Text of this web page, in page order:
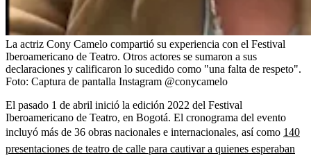
La actriz Cony Camelo compartió su experiencia con el Festival
Iberoamericano de Teatro. Otros actores se sumaron a sus
declaraciones y calificaron lo sucedido como "una falta de respeto".
Foto: Captura de pantalla Instagram @conycamelo
El pasado 1 de abril inició la edición 2022 del Festival
Iberoamericano de Teatro, en Bogotá. El cronograma del evento
incluyó más de 36 obras nacionales e internacionales, así como 140
presentaciones de teatro de calle para cautivar a quienes esperaban